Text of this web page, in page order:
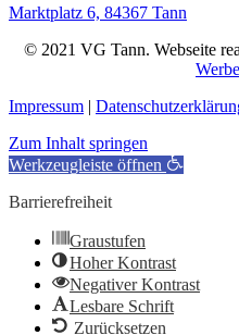
Marktplatz 6, 84367 Tann
© 2021 VG Tann. Webseite
Impressum |
Zum Inhalt springen
Werkzeugleiste öffnen
Barrierefreiheit
Graustufen
Hoher Kontrast
Negativer Kontrast
Lesbare Schrift
Zurücksetzen